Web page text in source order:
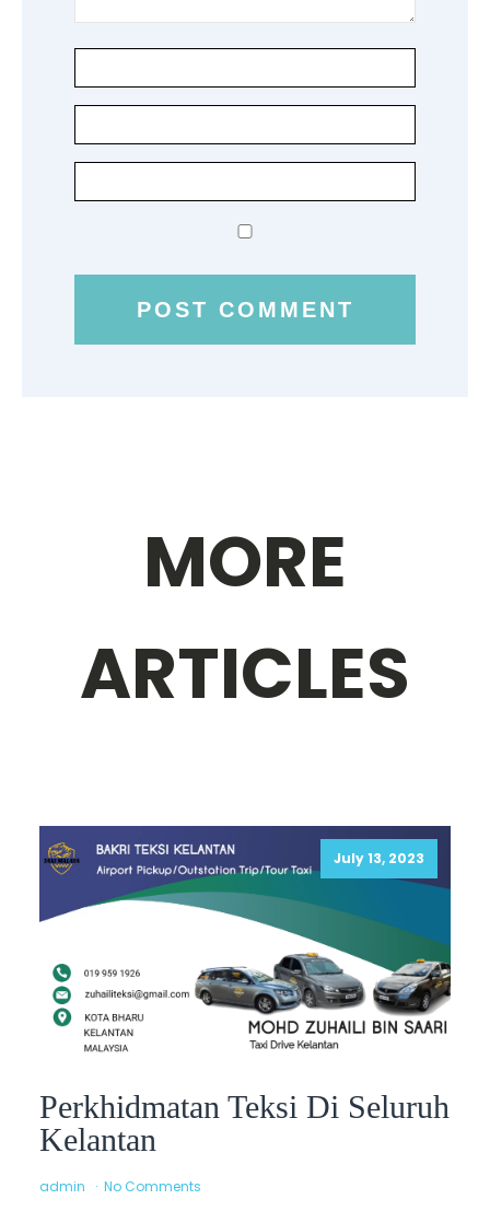
MORE
ARTICLES
July 13, 2023
Perkhidmatan Teksi Di Seluruh
Kelantan
admin No Comments